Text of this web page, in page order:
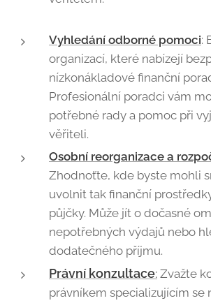
Vyhledání odborné pomoci:
organizací, které nabízejí
nízkonákladové finanční
Profesionální poradci vám
potřebné rady a pomoc při
věřiteli.
Osobní reorganizace a
Zhodnoťte, kde byste mohli
uvolnit tak finanční
půjčky. Může jít o dočasné
nepotřebných výdajů nebo
dodatečného příjmu.
Právní konzultace: Zvažte
právníkem specializujícím se